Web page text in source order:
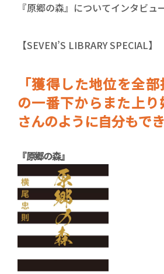
『原郷の森』についてインタビュ
【SEVEN’S LIBRARY SPECIAL】
「獲得した地位を全
の一番下からまた上
さんのように自分もでき
『原郷の森』